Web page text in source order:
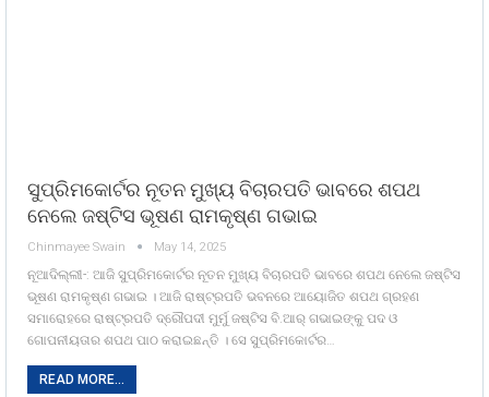
ସୁପ୍ରିମକୋର୍ଟର ନୂତନ ମୁଖ୍ୟ ବିଚାରପତି ଭାବରେ ଶପଥ
ନେଲେ ଜଷ୍ଟିସ ଭୂଷଣ ରାମକୃଷ୍ଣ ଗଭାଇ
Chinmayee Swain May 14, 2025
ନୂଆଦିଲ୍ଲୀ-: ଆଜି ସୁପ୍ରିମକୋର୍ଟର ନୂତନ ମୁଖ୍ୟ ବିଚାରପତି ଭାବରେ ଶପଥ ନେଲେ ଜଷ୍ଟିସ
ଭୂଷଣ ରାମକୃଷ୍ଣ ଗଭାଇ । ଆଜି ରାଷ୍ଟ୍ରପତି ଭବନରେ ଆୟୋଜିତ ଶପଥ ଗ୍ରହଣ
ସମାରୋହରେ ରାଷ୍ଟ୍ରପତି ଦ୍ରୌପଦୀ ମୁର୍ମୁ ଜଷ୍ଟିସ ବି.ଆର୍ ଗଭାଇଙ୍କୁ ପଦ ଓ
ଗୋପନୀୟତାର ଶପଥ ପାଠ କରାଇଛନ୍ତି । ସେ ସୁପ୍ରିମକୋର୍ଟର…
READ MORE...